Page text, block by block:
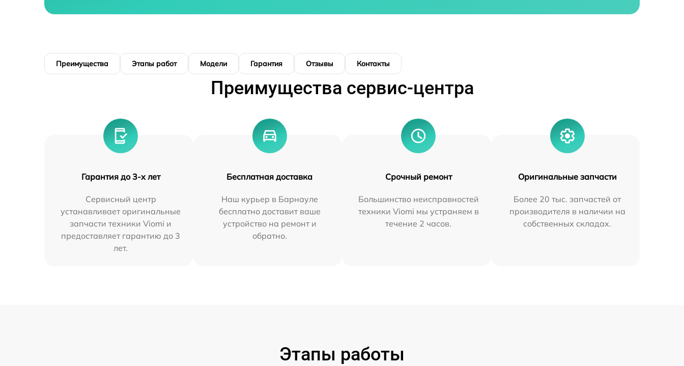
Преимущества Этапы работ Модели Гарантия Отзывы Контакты
Преимущества сервис-центра
Гарантия до 3-х лет
Сервисный центр
устанавливает оригинальные
запчасти техники Viomi и
предоставляет гарантию до 3
лет.
Бесплатная доставка
Наш курьер в Барнауле
бесплатно доставит ваше
устройство на ремонт и
обратно.
Срочный ремонт
Большинство неисправностей
техники Viomi мы устраняем в
течение 2 часов.
Оригинальные запчасти
Более 20 тыс. запчастей от
производителя в наличии на
собственных складах.
Этапы работы